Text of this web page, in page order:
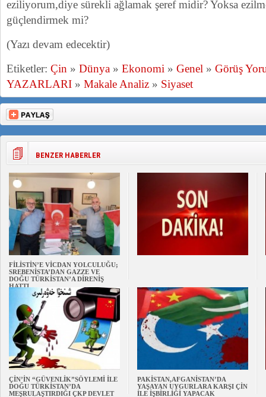
eziliyorum,diye sürekli ağlamak şeref midir? Yoksa
güçlendirmek mi?
(Yazı devam edecektir)
Etiketler: Çin » Dünya » Ekonomi » Genel » Görüş
YAZARLARI » Makale Analiz » Siyaset
BENZER HABERLER
FİLİSTİN’E VİCDAN YOLCULUĞU;
SREBENİSTA’DAN GAZZE VE
DOĞU TÜRKİSTAN’A DİRENİŞ
HATTI
ÇİN’İN “GÜVENLİK”SÖYLEMİ İLE
DOĞU TÜRKİSTAN’DA
MEŞRULAŞTIRDIĞI ÇKP DEVLET
PAKİSTAN,AFGANİSTAN’DA
YAŞAYAN UYGURLARA KARŞI ÇİN
İLE İŞBİRLİĞİ YAPACAK